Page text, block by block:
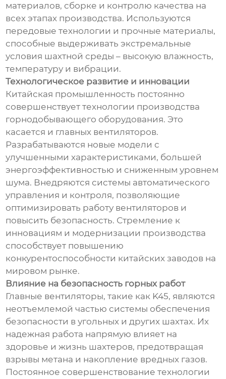
материалов, сборке и контролю качества на
всех этапах производства. Используются
передовые технологии и прочные материалы,
способные выдерживать экстремальные
условия шахтной среды – высокую влажность,
температуру и вибрации.
Технологическое развитие и инновации
Китайская промышленность постоянно
совершенствует технологии производства
горнодобывающего оборудования. Это
касается и главных вентиляторов.
Разрабатываются новые модели с
улучшенными характеристиками, большей
энергоэффективностью и сниженным уровнем
шума. Внедряются системы автоматического
управления и контроля, позволяющие
оптимизировать работу вентиляторов и
повысить безопасность. Стремление к
инновациям и модернизации производства
способствует повышению
конкурентоспособности китайских заводов на
мировом рынке.
Влияние на безопасность горных работ
Главные вентиляторы, такие как K45, являются
неотъемлемой частью системы обеспечения
безопасности в угольных и других шахтах. Их
надежная работа напрямую влияет на
здоровье и жизнь шахтеров, предотвращая
взрывы метана и накопление вредных газов.
Постоянное совершенствование технологии